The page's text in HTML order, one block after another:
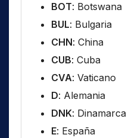
BOT: Botswana
BUL: Bulgaria
CHN: China
CUB: Cuba
CVA: Vaticano
D: Alemania
DNK: Dinamarca
E: España